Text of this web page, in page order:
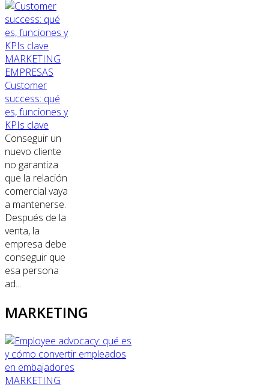
MARKETING
EMPRESAS
Customer
success: qué
es, funciones y
KPIs clave
Conseguir un
nuevo cliente
no garantiza
que la relación
comercial vaya
a mantenerse.
Después de la
venta, la
empresa debe
conseguir que
esa persona
ad...
MARKETING
MARKETING